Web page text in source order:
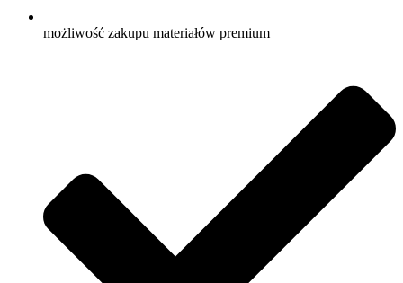
możliwość zakupu materiałów premium